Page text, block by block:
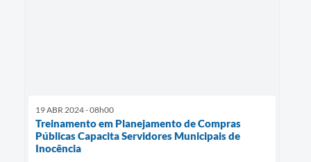
19 ABR 2024 - 08h00
Treinamento em Planejamento de Compras
Públicas Capacita Servidores Municipais de
Inocência